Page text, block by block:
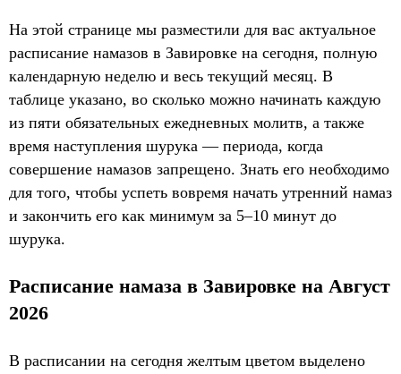
На этой странице мы разместили для вас актуальное
расписание намазов в Завировке на сегодня, полную
календарную неделю и весь текущий месяц. В
таблице указано, во сколько можно начинать каждую
из пяти обязательных ежедневных молитв, а также
время наступления шурука — периода, когда
совершение намазов запрещено. Знать его необходимо
для того, чтобы успеть вовремя начать утренний намаз
и закончить его как минимум за 5–10 минут до
шурука.
Расписание намаза в Завировке на Август
2026
В расписании на сегодня желтым цветом выделено